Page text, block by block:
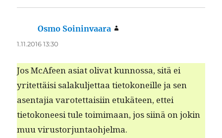
Osmo Soininvaara
1.11.2016 13:30
Jos McAfeen asi­at oli­vat kun­nos­sa, sitä ei
yritet­täisi salakul­jet­taa tietokoneille ja sen
asen­ta­jia varotet­taisi­in etukä­teen, ettei
tietokoneesi tule toim­i­maan, jos siinä on jokin
muu virustorjuntaohjelma.